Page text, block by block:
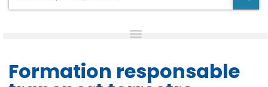
Formation responsable